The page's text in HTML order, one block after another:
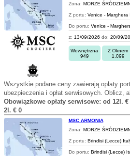
Zona: MORZE
Z portu: Venice - Marghera
Do portu: Venice -
z: 13/09/2026 do: 20/09/
Wewnętrzna
949
Z Oknem
1.099
Wszystkie podane ceny zawierają opłaty
ubezpieczenia i opłat serwisowych. Oblicz,
Obowiązkowe opłaty serwisowe: od 12l.
2l. € 0
MSC ARMONIA
Zona: MORZE
Z portu: Brindisi (Lecce)
Do portu: Brindisi (Lecce)